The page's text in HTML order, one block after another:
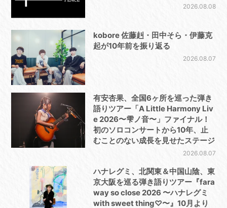
2026.08.08
kobore 佐藤赳・田中そら・伊藤克
起が10年前を振り返る
2026.08.07
有安杏果、全国6ヶ所を巡った弾き
語りツアー「A Little Harmony Liv
e 2026〜雫ノ音〜」ファイナル！
初のソロコンサートから10年、止
むことのない成長を見せたステージ
2026.08.07
ハナレグミ、北関東＆中国山陰、東
京大阪を巡る弾き語りツアー『fara
way so close 2026 〜ハナレグミ
with sweet thing♡〜』10月より